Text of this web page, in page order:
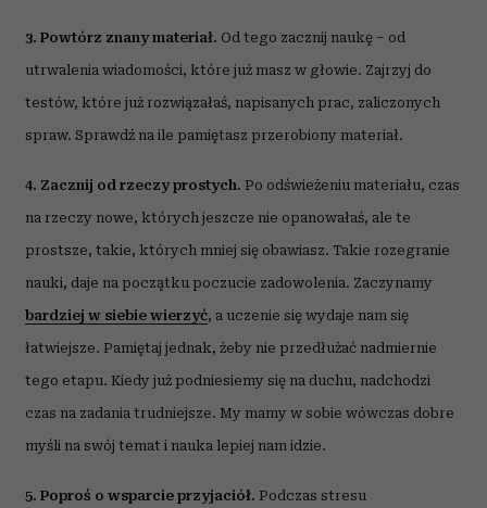
3. Powtórz znany materiał. Od tego zacznij naukę – od
utrwalenia wiadomości, które już masz w głowie. Zajrzyj do
testów, które już rozwiązałaś, napisanych prac, zaliczonych
spraw. Sprawdź na ile pamiętasz przerobiony materiał.
4. Zacznij od rzeczy prostych. Po odświeżeniu materiału, czas
na rzeczy nowe, których jeszcze nie opanowałaś, ale te
prostsze, takie, których mniej się obawiasz. Takie rozegranie
nauki, daje na początku poczucie zadowolenia. Zaczynamy
bardziej w siebie wierzyć, a uczenie się wydaje nam się
łatwiejsze. Pamiętaj jednak, żeby nie przedłużać nadmiernie
tego etapu. Kiedy już podniesiemy się na duchu, nadchodzi
czas na zadania trudniejsze. My mamy w sobie wówczas dobre
myśli na swój temat i nauka lepiej nam idzie.
5. Poproś o wsparcie przyjaciół. Podczas stresu